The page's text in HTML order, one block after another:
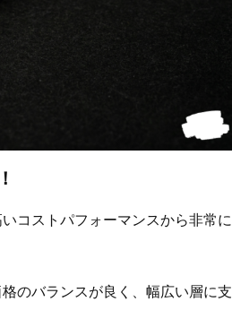
コストパフォーマンスから非常に
のバランスが良く、幅広い層に支